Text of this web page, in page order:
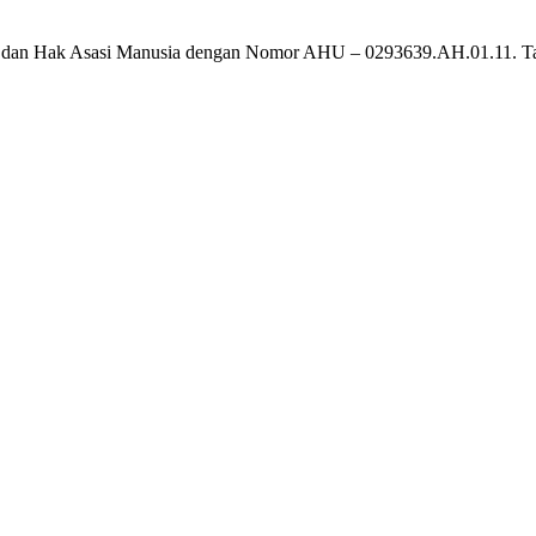
Hak Asasi Manusia dengan Nomor AHU – 0293639.AH.01.11.